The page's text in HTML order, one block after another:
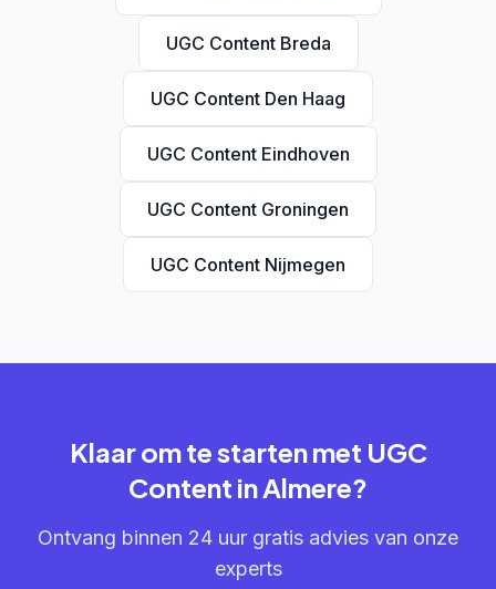
UGC Content Breda
UGC Content Den Haag
UGC Content Eindhoven
UGC Content Groningen
UGC Content Nijmegen
Klaar om te starten met UGC
Content in Almere?
Ontvang binnen 24 uur gratis advies van onze
experts